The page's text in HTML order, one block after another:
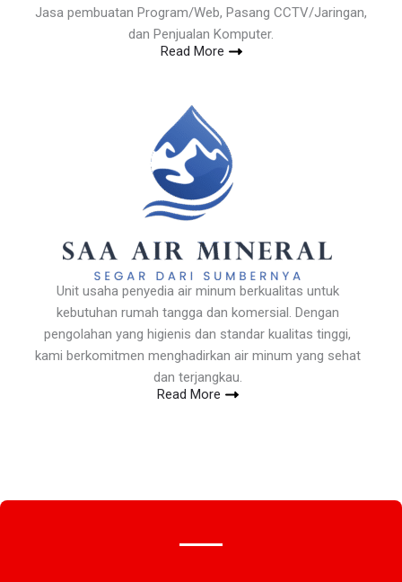
Jasa pembuatan Program/Web, Pasang CCTV/Jaringan,
dan Penjualan Komputer.
Read More
Unit usaha penyedia air minum berkualitas untuk
kebutuhan rumah tangga dan komersial. Dengan
pengolahan yang higienis dan standar kualitas tinggi,
kami berkomitmen menghadirkan air minum yang sehat
dan terjangkau.
Read More